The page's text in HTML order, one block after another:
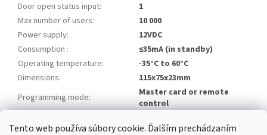
Tento web používa súbory cookie. Ďalším prechádzaním
Door open status input:
1
Max number of users:
10 000
Power supply:
12VDC
Consumption :
≤35mA (in standby)
Operating temperature:
-35°C to 60°C
Dimensions:
115x75x23mm
Programming mode:
Master card or remote
control